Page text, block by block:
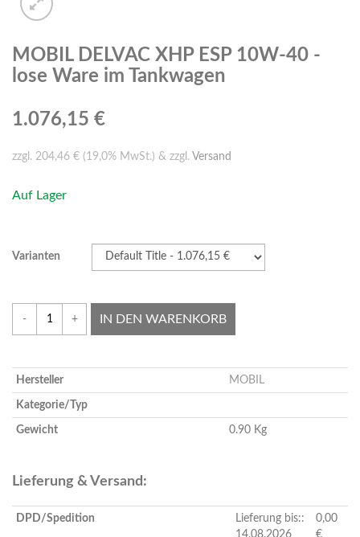
MOBIL DELVAC XHP ESP 10W-40 -
lose Ware im Tankwagen
1.076,15 €
zzgl. 204,46 € (19,0% MwSt.) & zzgl. Versand
Auf Lager
Varianten
- + IN DEN WARENKORB
Hersteller MOBIL
Kategorie/Typ
Gewicht 0.90 Kg
Lieferung & Versand:
DPD/Spedition
Lieferung bis::
0,00